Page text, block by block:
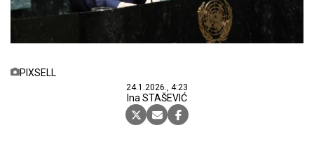
PIXSELL
24.1.2026., 4:23
Ina STAŠEVIĆ